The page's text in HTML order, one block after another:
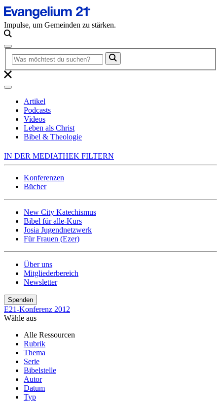
Impulse, um Gemeinden zu stärken.
Artikel
Podcasts
Videos
Leben als Christ
Bibel & Theologie
IN DER MEDIATHEK FILTERN
Konferenzen
Bücher
New City Katechismus
Bibel für alle-Kurs
Josia Jugendnetzwerk
Für Frauen (Ezer)
Über uns
Mitgliederbereich
Newsletter
Spenden
E21-Konferenz 2012
Wähle aus
Alle Ressourcen
Rubrik
Thema
Serie
Bibelstelle
Autor
Datum
Typ